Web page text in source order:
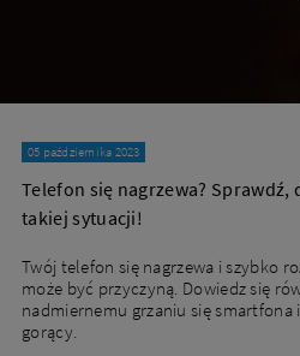
05 października 2023
Telefon się nagrzewa? Sprawdź,
takiej sytuacji!
Twój telefon się nagrzewa i szybko
może być przyczyną. Dowiedz się
nadmiernemu grzaniu się smartfona
gorący.